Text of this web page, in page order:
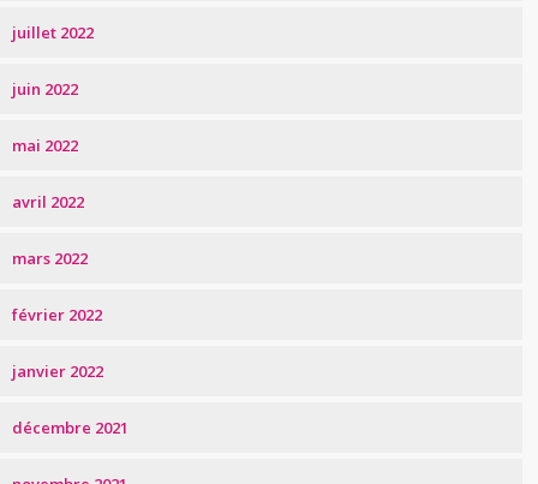
juillet 2022
juin 2022
mai 2022
avril 2022
mars 2022
février 2022
janvier 2022
décembre 2021